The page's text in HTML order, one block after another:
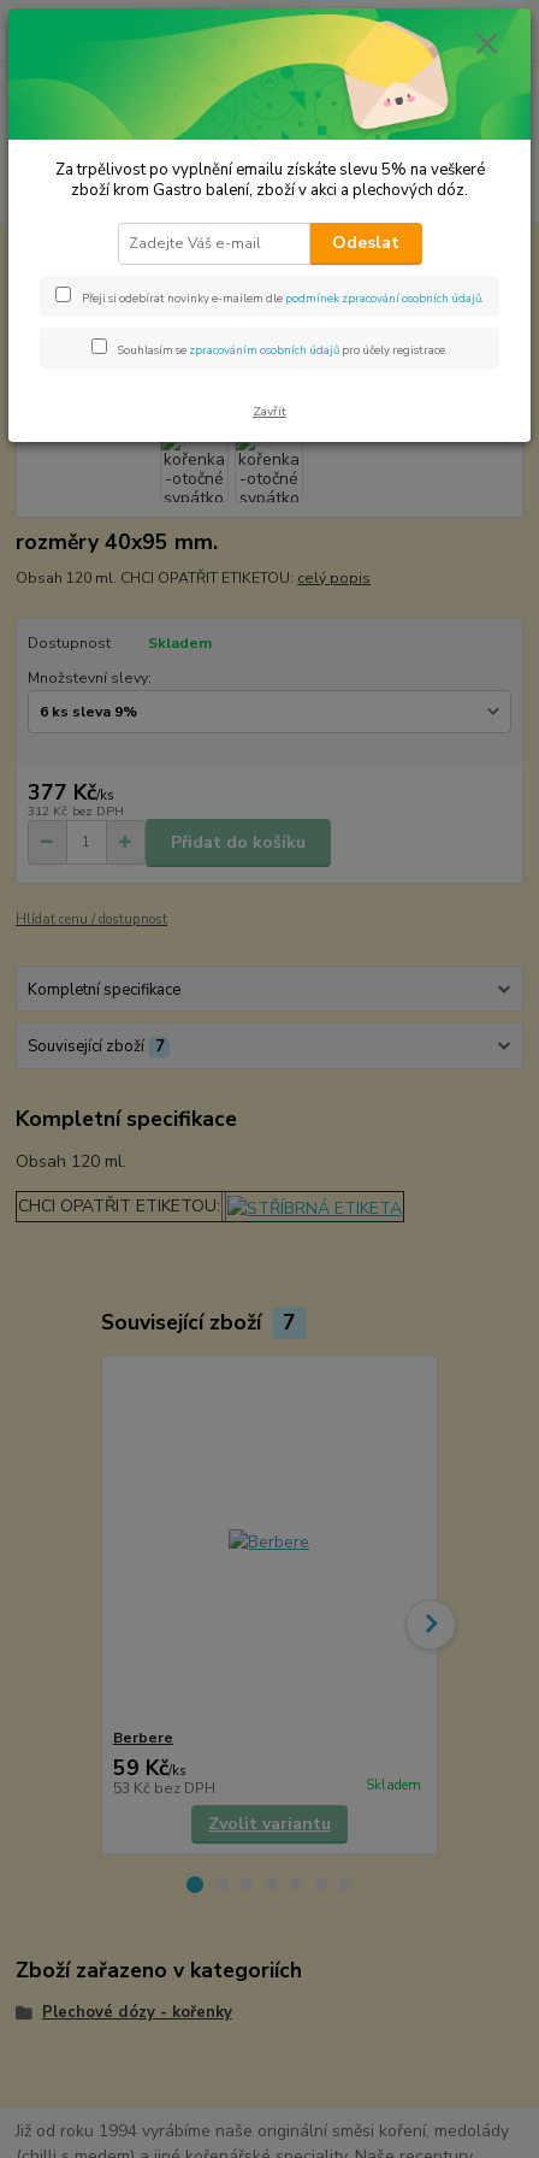
Menu
Hledat
ks
za 0,00 Kč
Plechové dózy - kořenky kořenka -otočné sypátko 0,702266,26
kořenka -otočné sypátko
0,702266,26
rozměry 40x95 mm.
Obsah 120 ml. CHCI OPATŘIT ETIKETOU: celý popis
Dostupnost
Skladem
Množstevní slevy:
377 Kč/ks
312 Kč bez DPH
Přidat do košíku
Hlídat cenu / dostupnost
Kompletní specifikace
Související zboží 7
Kompletní specifikace
Obsah 120 ml.
CHCI OPATŘIT ETIKETOU:
Související zboží 7
Berbere
59 Kč/ks
53 Kč bez DPH Skladem
Zvolit variantu
Zboží zařazeno v kategoriích
Plechové dózy - kořenky
Již od roku 1994 vyrábíme naše originální směsi koření, medolády
Za trpělivost po vyplnění emailu získáte slevu 5% na veškeré
zboží krom Gastro balení, zboží v akci a plechových dóz.
Odeslat
Přeji si odebírat novinky e-mailem dle podmínek zpracování osobních údajů
Souhlasím se zpracováním osobních údajů pro účely registrace.
Zavřít